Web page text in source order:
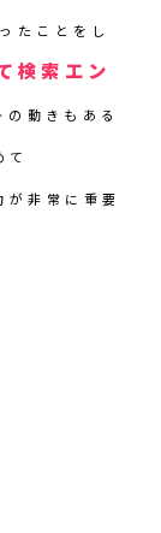
たことをし
検索エン
動きもある
て
非常に重要